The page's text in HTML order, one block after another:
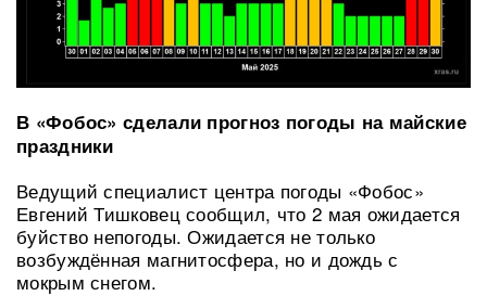
В «Фобос» сделали прогноз погоды на майские
праздники
Ведущий специалист центра погоды «Фобос»
Евгений Тишковец сообщил, что 2 мая ожидается
буйство непогоды. Ожидается не только
возбуждённая магнитосфера, но и дождь с
мокрым снегом.